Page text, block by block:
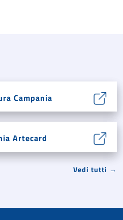
Campania
Artecard
Vedi tutti →